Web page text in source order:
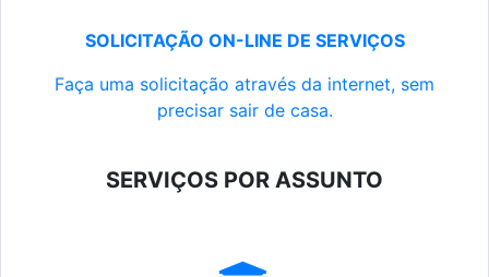
SOLICITAÇÃO ON-LINE DE SERVIÇOS
Faça uma solicitação através da internet, sem
precisar sair de casa.
SERVIÇOS POR ASSUNTO